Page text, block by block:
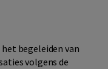
begeleiden van
volgens de